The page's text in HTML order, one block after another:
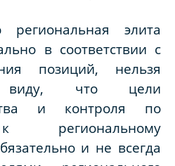
региональная элита
в соответствии с
позиций, нельзя
виду, что цели
и контроля по
и не всегда